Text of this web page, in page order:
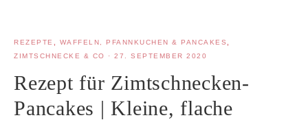
REZEPTE WAFFELN, PFANNKUCHEN & PANCAKES
ZIMTSCHNECKE & CO
· 27. SEPTEMBER 2020
Rezept für Zimtschnecken-
Pancakes | Kleine, flache